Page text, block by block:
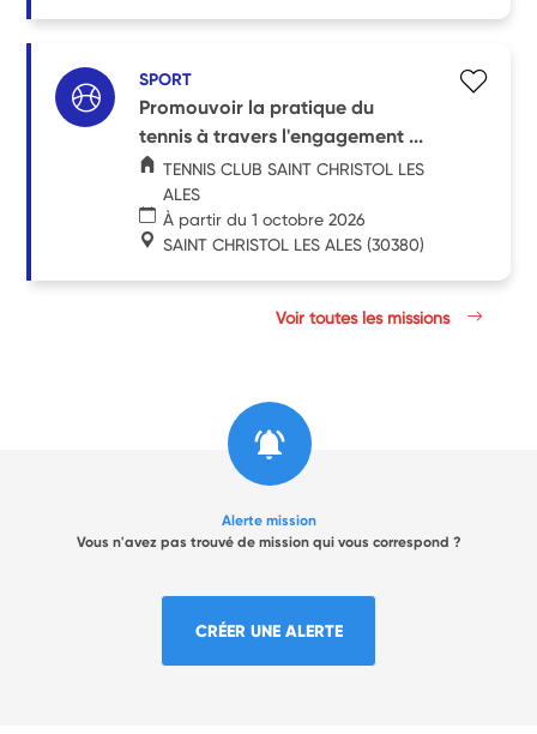
SPORT
Promouvoir la pratique du
tennis à travers l'engagement ...
TENNIS CLUB SAINT CHRISTOL LES
ALES
À partir du 1 octobre 2026
SAINT CHRISTOL LES ALES (30380)
Voir toutes les missions
Alerte mission
Vous n'avez pas trouvé de mission qui vous correspond ?
CRÉER UNE ALERTE